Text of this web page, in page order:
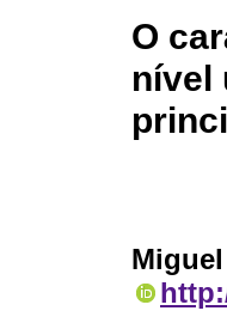
O
nível